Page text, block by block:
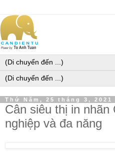
Thứ Năm, 25 tháng 3, 2021
Cân siêu thị in nhãn
nghiệp và đa năng